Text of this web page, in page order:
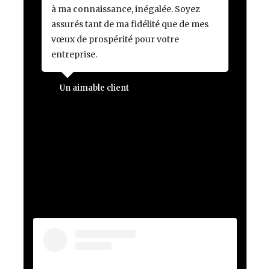
à ma connaissance, inégalée. Soyez
assurés tant de ma fidélité que de mes
vœux de prospérité pour votre
entreprise.
Un aimable client